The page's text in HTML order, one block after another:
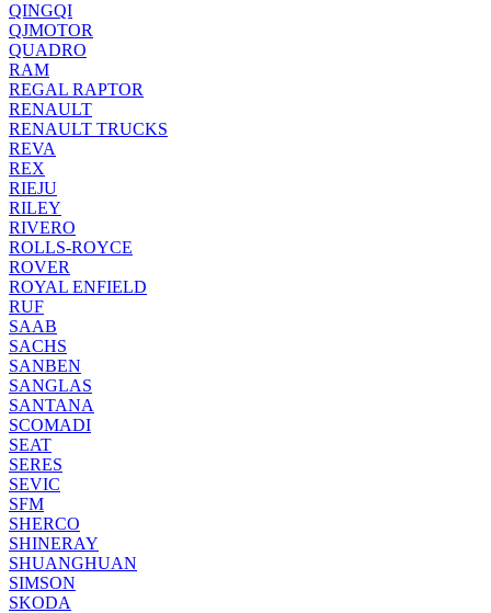
QINGQI
QJMOTOR
QUADRO
RAM
REGAL RAPTOR
RENAULT
RENAULT TRUCKS
REVA
REX
RIEJU
RILEY
RIVERO
ROLLS-ROYCE
ROVER
ROYAL ENFIELD
RUF
SAAB
SACHS
SANBEN
SANGLAS
SANTANA
SCOMADI
SEAT
SERES
SEVIC
SFM
SHERCO
SHINERAY
SHUANGHUAN
SIMSON
SKODA